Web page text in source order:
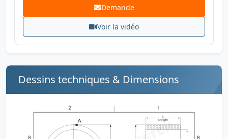
Demande
Voir la vidéo
Dessins techniques & Dimensions